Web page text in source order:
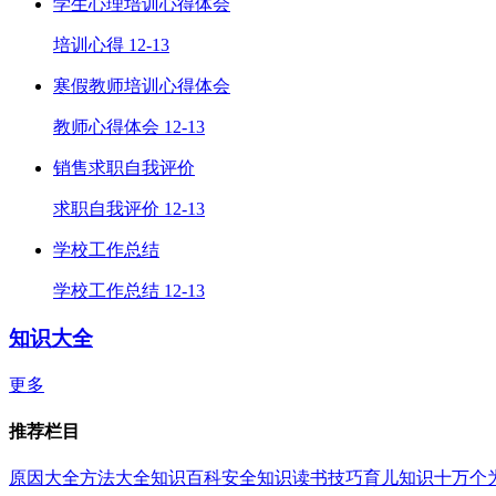
学生心理培训心得体会
培训心得 12-13
寒假教师培训心得体会
教师心得体会 12-13
销售求职自我评价
求职自我评价 12-13
学校工作总结
学校工作总结 12-13
知识大全
更多
推荐栏目
原因大全方法大全知识百科安全知识读书技巧育儿知识十万个